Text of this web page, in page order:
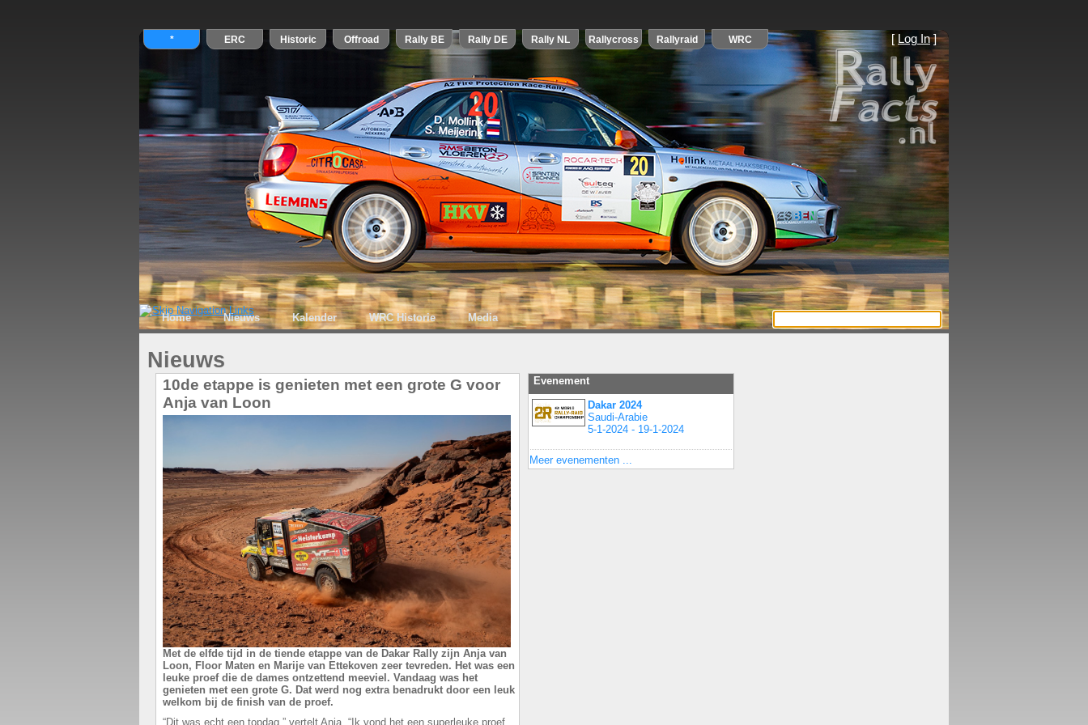
[ Log In]
Home Nieuws Kalender WRC Historie Media
Nieuws
10de etappe is genieten met een grote G voor
Anja van Loon
Met de elfde tijd in de tiende etappe van de Dakar Rally zijn Anja van
Loon, Floor Maten en Marije van Ettekoven zeer tevreden. Het was een
leuke proef die de dames ontzettend meeviel. Vandaag was het
genieten met een grote G. Dat werd nog extra benadrukt door een leuk
welkom bij de finish van de proef.
“Dit was echt een topdag,” vertelt Anja. “Ik vond het een superleuke proef
Evenement
Dakar 2024
Saudi-Arabie
5-1-2024 - 19-1-2024
Meer evenementen ...